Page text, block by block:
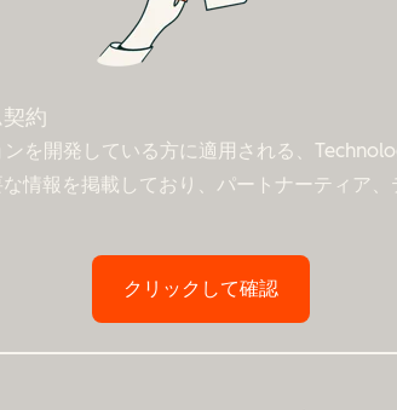
約
を開発している方に適用される、
情報を掲載しており、パートナーティア
クリックして確認